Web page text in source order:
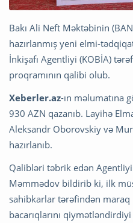
Bakı Ali Neft Məktəbinin
hazırlanmış yeni elmi-
İnkişafı Agentliyi (KOBİA)
proqramının qalibi olub.
Xeberler.az-ın məlumatına
930 AZN qazanıb. Layihə
Aleksandr Oborovskiy və
hazırlanıb.
Qalibləri təbrik edən
Məmmədov bildirib ki, ilk
sahibkarlar tərəfindən
bacarıqlarını